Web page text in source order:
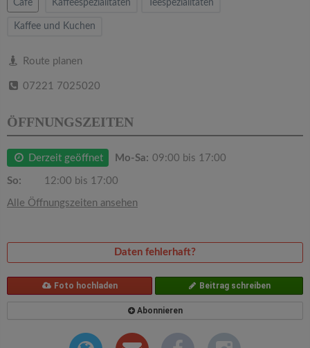
Cafe Kaffeespezialitäten Teespezialitäten
Kaffee und Kuchen
Route planen
07221 7025020
ÖFFNUNGSZEITEN
Derzeit geöffnet Mo-Sa: 09:00 bis 17:00
So: 12:00 bis 17:00
Alle Öffnungszeiten ansehen
Daten fehlerhaft?
Foto hochladen Beitrag schreiben
Abonnieren
t